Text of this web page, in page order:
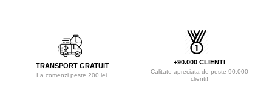
TRANSPORT GRATUIT
La comenzi peste 200 lei.
+90.000 CLIENTI
Calitate apreciata de peste 90.000
clienti!